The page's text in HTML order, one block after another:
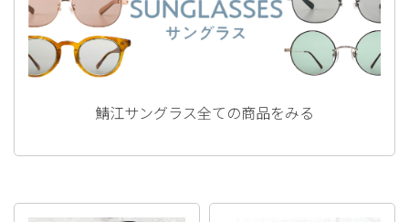
鯖江サングラス全ての商品をみる